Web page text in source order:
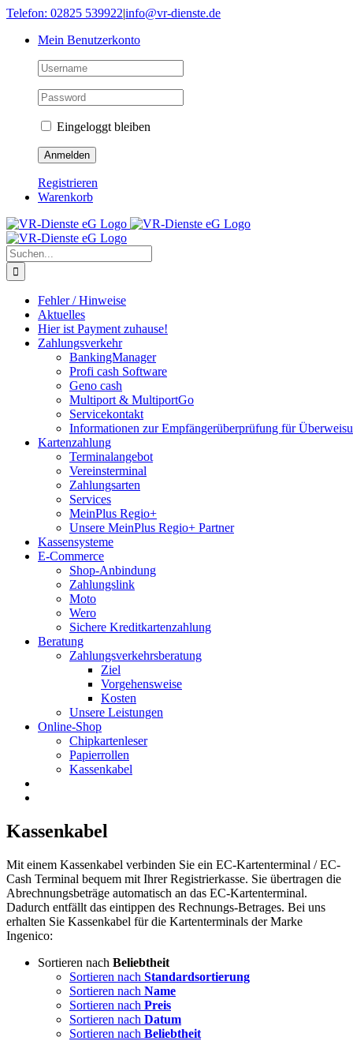
Skip
content
Telefon: 02825 539922|info@vr-dienste.de
Mein Benutzerkonto
Eingeloggt bleiben
Registrieren
Warenkorb
Suche
nach:
Fehler / Hinweise
Aktuelles
Hier ist Payment zuhause!
Zahlungsverkehr
BankingManager
Profi cash Software
Geno cash
Multiport & MultiportGo
Servicekontakt
Informationen zur Empfängerüberprüfung für
Kartenzahlung
Terminalangebot
Vereinsterminal
Zahlungsarten
Services
MeinPlus Regio+
Unsere MeinPlus Regio+ Partner
Kassensysteme
E-Commerce
Shop-Anbindung
Zahlungslink
Moto
Wero
Sichere Kreditkartenzahlung
Beratung
Zahlungsverkehrsberatung
Ziel
Vorgehensweise
Kosten
Unsere Leistungen
Online-Shop
Chipkartenleser
Papierrollen
Kassenkabel
Kassenkabel
Mit einem Kassenkabel verbinden Sie ein EC-Kartenterminal / EC-
Cash Terminal bequem mit Ihrer Registrierkasse. Sie übertragen die
Abrechnungsbeträge automatisch an das EC-Kartenterminal.
Dadurch entfällt das eintippen des Rechnungs-Betrages. Bei uns
erhalten Sie Kassenkabel für die Kartenterminals der Marke
Ingenico:
Sortieren nach Beliebtheit
Sortieren nach Standardsortierung
Sortieren nach Name
Sortieren nach Preis
Sortieren nach Datum
Sortieren nach Beliebtheit